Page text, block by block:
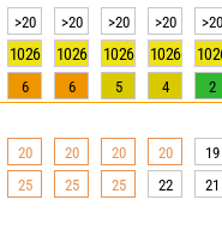
>20 >20 >20 >20 >20
1026 1026 1026 1026
6 6 5 4 2
20 20 20 20 19
25 25 25 22 21